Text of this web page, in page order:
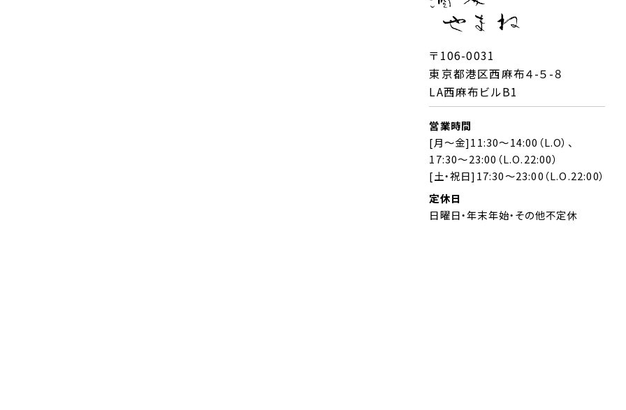
〒106-0031
東京都港区西麻布４-５-８
LA西麻布ビルB1
営業時間
[月～金]11:30～14:00（L.O）、
17:30～23:00（L.O.22:00）
[土・祝日]17:30～23:00（L.O.22:00）
定休日
日曜日・年末年始・その他不定休